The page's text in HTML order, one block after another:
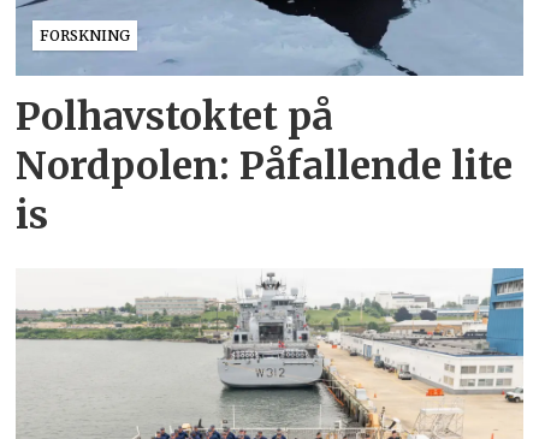
FORSKNING
Polhavstoktet på
Nordpolen: Påfallende lite
is